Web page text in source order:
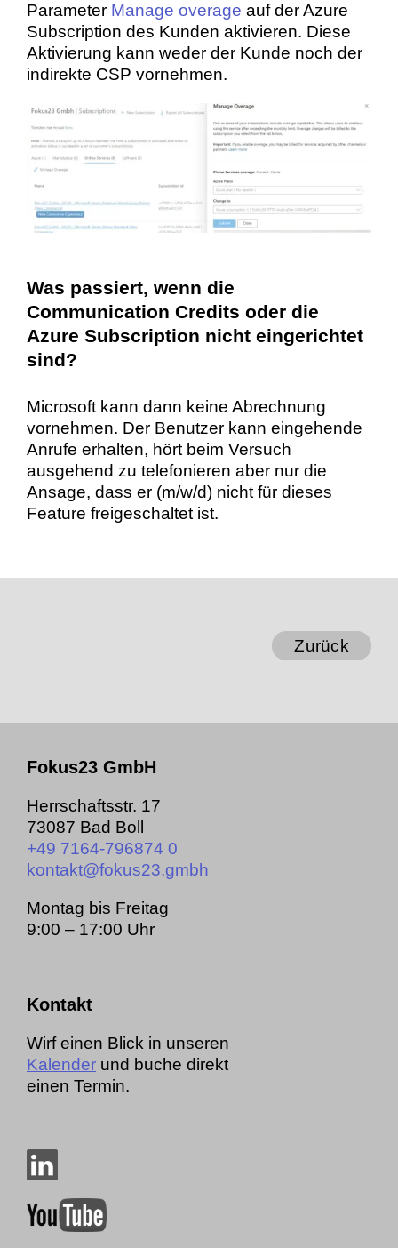
Parameter Manage overage auf der Azure
Subscription des Kunden aktivieren. Diese
Aktivierung kann weder der Kunde noch der
indirekte CSP vornehmen.
Was passiert, wenn die
Communication Credits oder die
Azure Subscription nicht eingerichtet
sind?
Microsoft kann dann keine Abrechnung
vornehmen. Der Benutzer kann eingehende
Anrufe erhalten, hört beim Versuch
ausgehend zu telefonieren aber nur die
Ansage, dass er (m/w/d) nicht für dieses
Feature freigeschaltet ist.
Zurück
Fokus23 GmbH
Herrschaftsstr. 17
73087 Bad Boll
+49 7164-796874 0
kontakt@­fokus23.gmbh
Montag bis Freitag
9:00 – 17:00 Uhr
Kontakt
Wirf einen Blick in unseren
Kalender und buche direkt
einen Termin.